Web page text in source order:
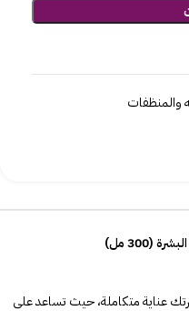
والمنظفات
(300 مل)
عناية متكاملة، حيث تساعد على